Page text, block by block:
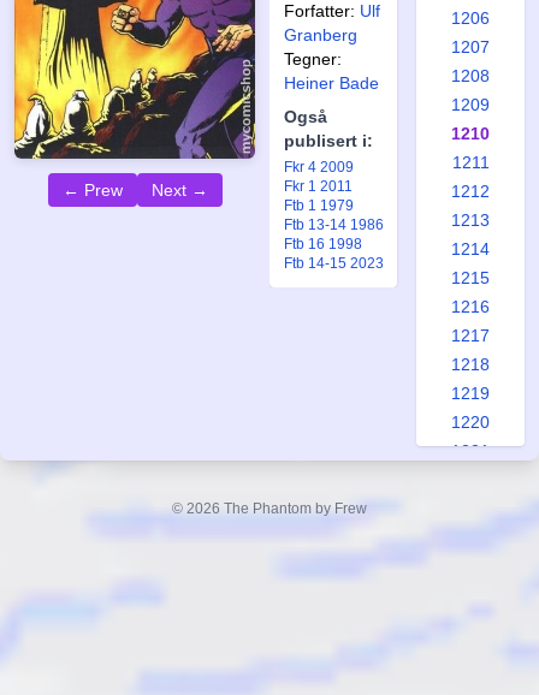
← Prew Next →
Forfatter: Ulf
Granberg
Tegner:
Heiner Bade
Også
publisert i:
Fkr 4 2009
Fkr 1 2011
Ftb 1 1979
Ftb 13-14 1986
Ftb 16 1998
Ftb 14-15 2023
1206
1207
1208
1209
1210
1211
1212
1213
1214
1215
1216
1217
1218
1219
1220
1221
© 2026 The Phantom by Frew